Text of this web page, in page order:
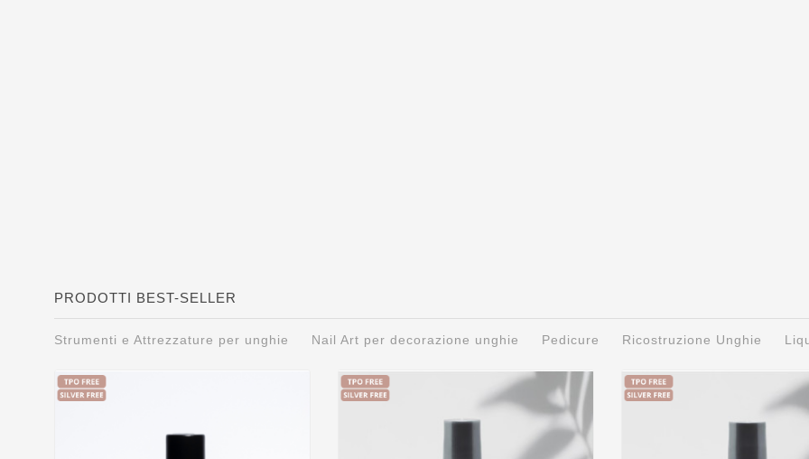
PRODOTTI BEST-SELLER
Strumenti e Attrezzature per unghie Nail Art per decorazione unghie Pedicure Ricostruzione Unghie